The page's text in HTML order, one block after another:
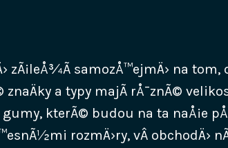
zÃ¡leÅ¾Ã­ samozÅ™ejmÄ› na
znaÄky a typy majÃ­ rÅ¯znÃ©
kterÃ© budou na ta naÅ¡e
rozmÄ›ry, vÂ obchodÄ›